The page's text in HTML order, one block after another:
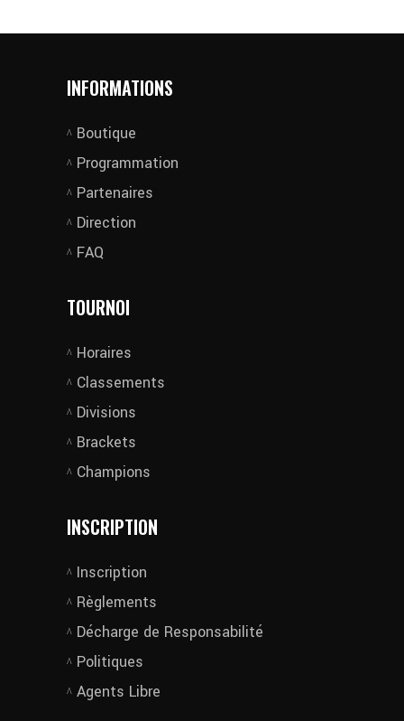
INFORMATIONS
Boutique
Programmation
Partenaires
Direction
FAQ
TOURNOI
Horaires
Classements
Divisions
Brackets
Champions
INSCRIPTION
Inscription
Règlements
Décharge de Responsabilité
Politiques
Agents Libre